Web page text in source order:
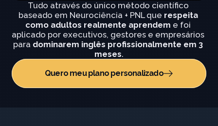
Tudo através do único método científico
baseado em Neurociência + PNL que respeita
como adultos realmente aprendem e foi
aplicado por executivos, gestores e empresários
para dominarem inglês profissionalmente em 3
meses.
Quero meu plano personalizado